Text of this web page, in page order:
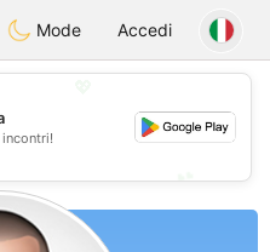
Dating
Mode Accedi